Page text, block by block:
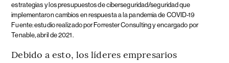
estrategias y los presupuestos de ciberseguridad/seguridad que
implementaron cambios en respuesta a la pandemia de COVID-19
Fuente: estudio realizado por Forrester Consulting y encargado por
Tenable, abril de 2021.
Debido a esto, los líderes empresarios